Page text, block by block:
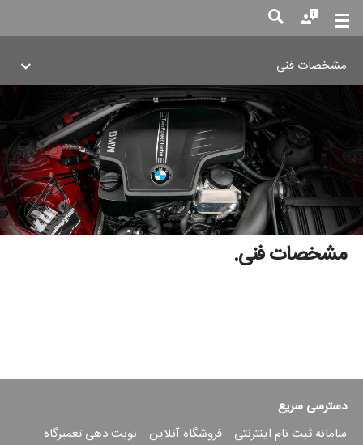
جست
مشخصات فنی
مشخصات فنی.
دسترسی سریع
سامانه ثبت نام اینترنتی
فروشگاه آنلاین
نوبت دهی تعمیرگاه